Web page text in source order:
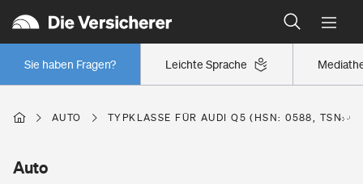
Leichte Sprache
Sie haben Fragen?
Wer versichert was: Jetzt Versicherer finden
Regionalklassen: So ist Ihre Region eingestuft
Wer versichert was: Jetzt Versicherer finden
AUTO TYPKLASSE FÜR AUDI Q5 (HSN: 0588, TSN:
Auto